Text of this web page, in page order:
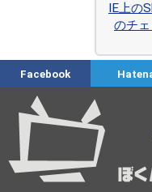
IE上の
のチ
Facebook